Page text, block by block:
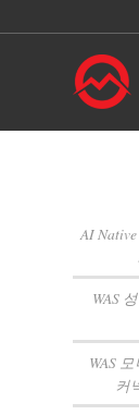
AI
WAS
WAS
커